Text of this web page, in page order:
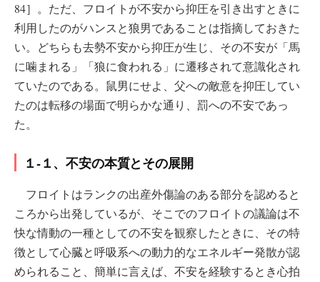
84］。ただ、フロイトが不安から抑圧を引き出すときに
利用したのがハンスと狼男であることは指摘しておきた
い。どちらも去勢不安から抑圧が生じ、その不安が「馬
に噛まれる」「狼に食われる」に遷移されて意識化され
ていたのである。鼠男にせよ、父への敵意を抑圧してい
たのは転移の場面で明らかな通り、罰への不安であっ
た。
１-１、不安の本質とその展開
フロイトはランクの出産外傷論のある部分を認めると
ころから出発しているが、そこでのフロイトの議論は不
快な情動の一種としての不安を観察したときに、その特
徴として心臓と呼吸系への動力的なエネルギー発散が認
められること、簡単に言えば、不安を経験するとき心拍